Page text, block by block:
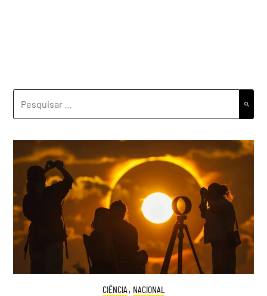
POR:
CIÊNCIA , NACIONAL